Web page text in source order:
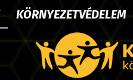
KÖRNYEZETVÉDELEM